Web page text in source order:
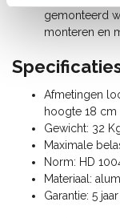
gemonteerd
monteren en
Afmetingen
hoogte 18 cm
Gewicht: 32
Maximale
Norm: HD
Materiaal:
Garantie: 5 jaar